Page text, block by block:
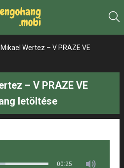
Mikael Wertez – V PRAZE VE
– V PRAZE VE
letöltése
00:25